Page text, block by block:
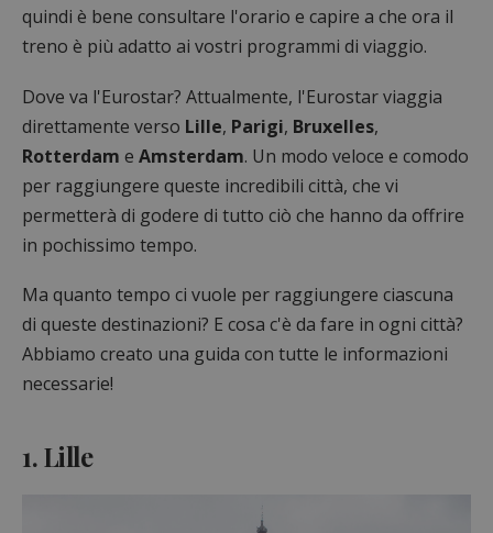
quindi è bene consultare l'orario e capire a che ora il
treno è più adatto ai vostri programmi di viaggio.
Dove va l'Eurostar? Attualmente, l'Eurostar viaggia
direttamente verso Lille, Parigi, Bruxelles,
Rotterdam e Amsterdam. Un modo veloce e comodo
per raggiungere queste incredibili città, che vi
permetterà di godere di tutto ciò che hanno da offrire
in pochissimo tempo.
Ma quanto tempo ci vuole per raggiungere ciascuna
di queste destinazioni? E cosa c'è da fare in ogni città?
Abbiamo creato una guida con tutte le informazioni
necessarie!
1. Lille